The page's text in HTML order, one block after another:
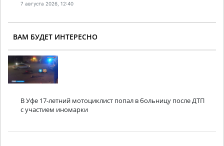
7 августа 2026, 12:40
ВАМ БУДЕТ ИНТЕРЕСНО
В Уфе 17-летний мотоциклист попал в больницу после ДТП
с участием иномарки